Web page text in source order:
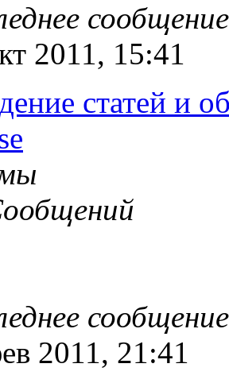
сообщение
2011, 15:41
статей и
сообщение
2011, 21:41